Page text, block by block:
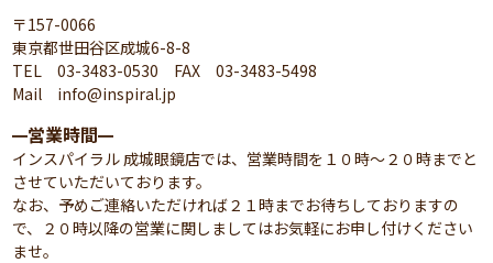
〒157-0066
東京都世田谷区成城6-8-8
TEL 03-3483-0530 FAX 03-3483-5498
Mail info@inspiral.jp
━営業時間━
インスパイラル 成城眼鏡店では、営業時間を１０時～２０時までと
させていただいております。
なお、予めご連絡いただければ２１時までお待ちしておりますの
で、２０時以降の営業に関しましてはお気軽にお申し付けください
ませ。